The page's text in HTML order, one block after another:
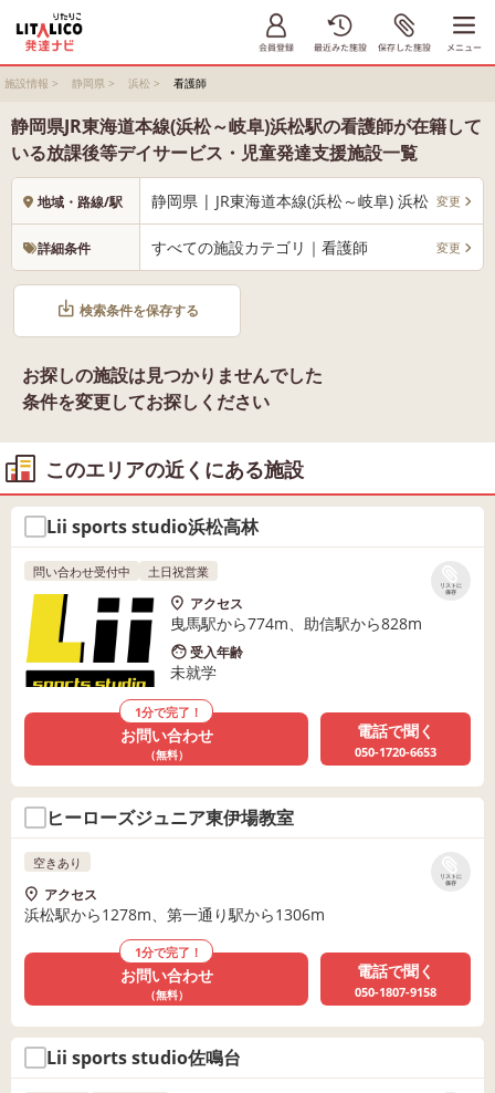
施設情報 > 静岡県 > 浜松 > 看護師
静岡県JR東海道本線(浜松～岐阜)浜松駅の看護師が在籍して
いる放課後等デイサービス・児童発達支援施設一覧
地域・路線/駅 静岡県 | JR東海道本線(浜松～岐阜) 浜松 変更
詳細条件 すべての施設カテゴリ｜看護師 変更
検索条件を保存する
お探しの施設は見つかりませんでした
条件を変更してお探しください
このエリアの近くにある施設
Lii sports studio浜松高林
リストに
保存
問い合わせ受付中 土日祝営業
アクセス
曳馬駅から774m、助信駅から828m
受入年齢
未就学
1分で完了！
お問い合わせ
（無料）
電話で聞く
050-1720-6653
ヒーローズジュニア東伊場教室
リストに
保存
空きあり
アクセス
浜松駅から1278m、第一通り駅から1306m
1分で完了！
お問い合わせ
（無料）
電話で聞く
050-1807-9158
Lii sports studio佐鳴台